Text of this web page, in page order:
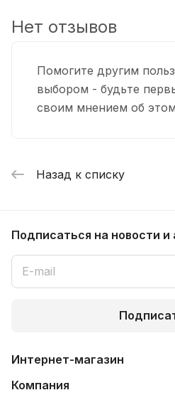
Помогите другим
выбором - будьте
своим мнением об
Нет отзывов
Назад к списку
Подписаться на новости и
Интернет-магазин
Компания